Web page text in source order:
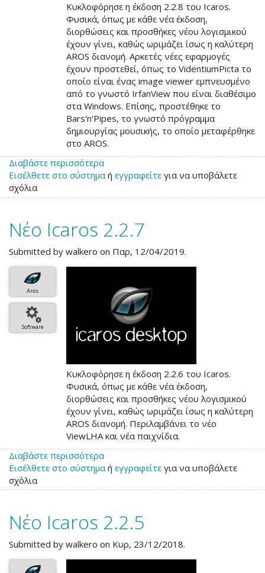
Κυκλοφόρησε η έκδοση 2.2.8 του Icaros.
Φυσικά, όπως με κάθε νέα έκδοση,
διορθώσεις και προσθήκες νέου λογισμικού
έχουν γίνει, καθώς ωριμάζει ίσως η καλύτερη
AROS διανομή. Αρκετές νέες εφαρμογές
έχουν προστεθεί, όπως το VidentiumPicta το
οποίο είναι ένας image viewer εμπνευσμένο
από το γνωστό IrfanView που είναι διαθέσιμο
στα Windows. Επίσης, προστέθηκε το
Bars'n'Pipes, το γνωστό πρόγραμμα
δημιουργίας μουσικής, το οποίο μεταφέρθηκε
στο AROS.
Διαβάστε περισσότερα
το
Icaros
Εισέλθετε στο σύστημα ή εγγραφείτε για να υποβάλετε
σχόλια
Νέο Icaros 2.2.7
Submitted by walkero on Παρ, 12/04/2019.
Aros
Software
Κυκλοφόρησε η έκδοση 2.2.6 του Icaros.
Φυσικά, όπως με κάθε νέα έκδοση,
διορθώσεις και προσθήκες νέου λογισμικού
έχουν γίνει, καθώς ωριμάζει ίσως η καλύτερη
AROS διανομή. Περιλαμβάνει το νέο
ViewLHA και νέα παιχνίδια.
Διαβάστε περισσότερα
το
Icaros
Εισέλθετε στο σύστημα ή εγγραφείτε για να υποβάλετε
σχόλια
Νέο Icaros 2.2.5
Submitted by walkero on Κυρ, 23/12/2018.